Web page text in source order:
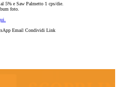
5% e Saw Palmetto 1 cps/die.
foto.
Email Condividi Link